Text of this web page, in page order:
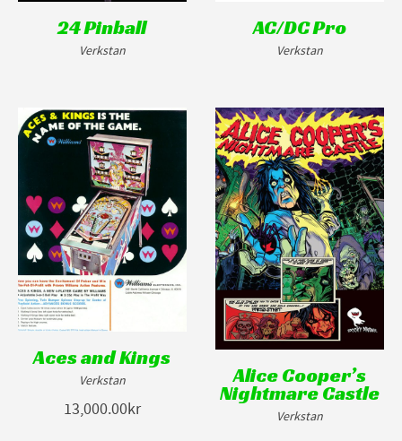
24 Pinball
Verkstan
AC/DC Pro
Verkstan
Aces and Kings
Verkstan
13,000.00kr
Alice Cooper’s
Nightmare Castle
Verkstan